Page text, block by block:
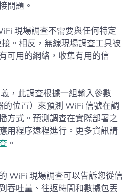
問題。
現場調查不需要與任何特定
。相反，無線現場調查工具被
可用的網絡，收集有用的信
，此調查根據一組輸入參數
的位置）來預測 WiFi 信號在調
方式。預測調查在實際部署之
用程序遠程進行。更多資訊請
。
WiFi 現場調查可以告訴您從信
到吞吐量、往返時間和數據包丟